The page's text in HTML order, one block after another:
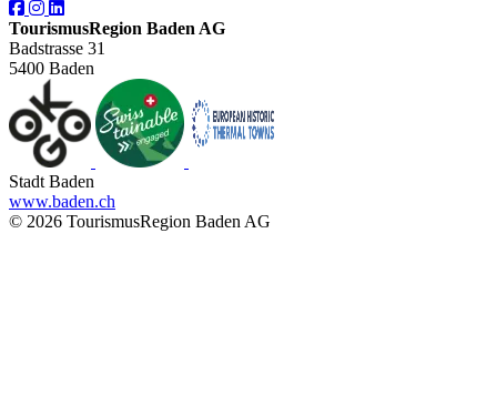
TourismusRegion Baden AG
Badstrasse 31
5400 Baden
Stadt Baden
www.baden.ch
© 2026 TourismusRegion Baden AG